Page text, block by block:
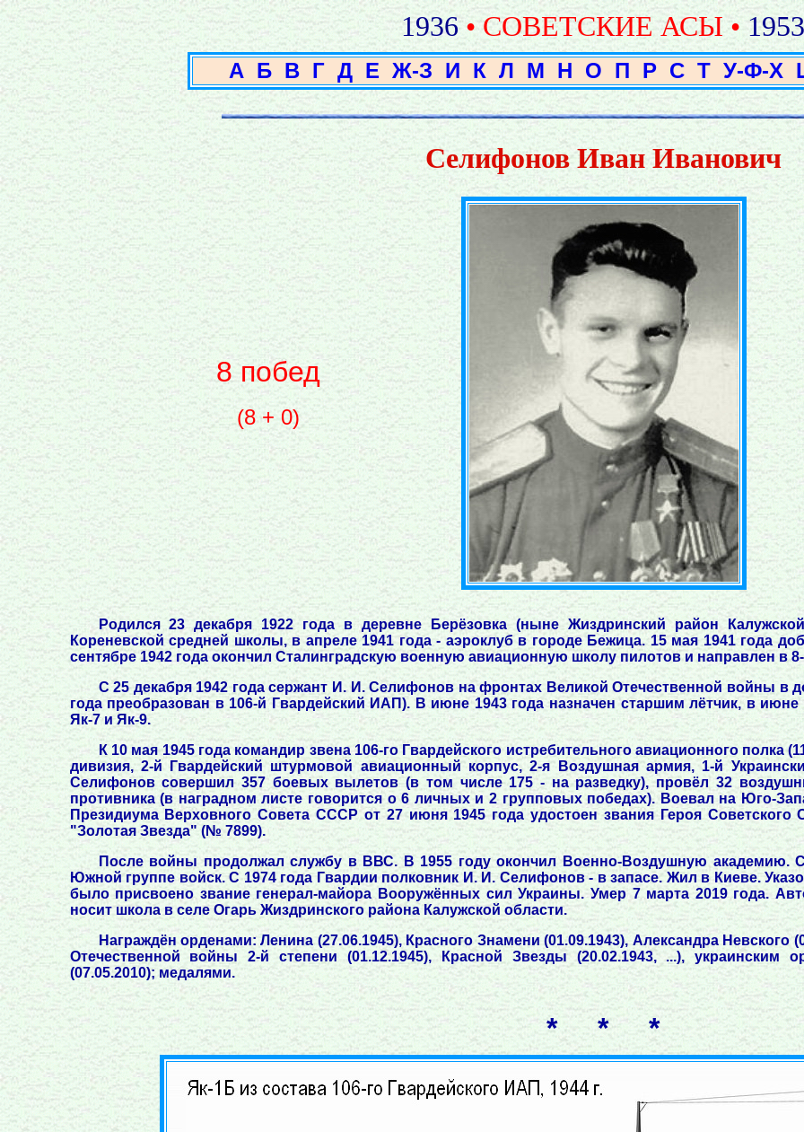
1936 • СОВЕТСКИЕ АСЫ • 1953
А Б В Г Д Е Ж-З И К Л М Н О П Р С Т У-Ф-Х
Селифонов Иван Иванович
8 побед
(8 + 0)
Родился 23 декабря 1922 года в деревне Берёзовка (ныне Жиздринский район
Кореневской средней школы, в апреле 1941 года - аэроклуб в городе Бежица. 15 мая 1941 года
сентябре 1942 года окончил Сталинградскую военную авиационную школу пилотов и направлен в
С 25 декабря 1942 года сержант И. И. Селифонов на фронтах Великой Отечественной войны в
года преобразован в 106-й Гвардейский ИАП). В июне 1943 года назначен старшим лётчик, в
Як-7 и Як-9.
К 10 мая 1945 года командир звена 106-го Гвардейского истребительного авиационного полка
дивизия, 2-й Гвардейский штурмовой авиационный корпус, 2-я Воздушная армия, 1-й
Селифонов совершил 357 боевых вылетов (в том числе 175 - на разведку), провёл 32
противника (в наградном листе говорится о 6 личных и 2 групповых победах). Воевал на Юго-
Президиума Верховного Совета СССР от 27 июня 1945 года удостоен звания Героя
"Золотая Звезда" (№ 7899).
После войны продолжал службу в ВВС. В 1955 году окончил Военно-Воздушную академию.
Южной группе войск. С 1974 года Гвардии полковник И. И. Селифонов - в запасе. Жил в Киеве.
было присвоено звание генерал-майора Вооружённых сил Украины. Умер 7 марта 2019 года.
носит школа в селе Огарь Жиздринского района Калужской области.
Награждён орденами: Ленина (27.06.1945), Красного Знамени (01.09.1943), Александра Невского
Отечественной войны 2-й степени (01.12.1945), Красной Звезды (20.02.1943, ...), украинским
(07.05.2010); медалями.
* * *